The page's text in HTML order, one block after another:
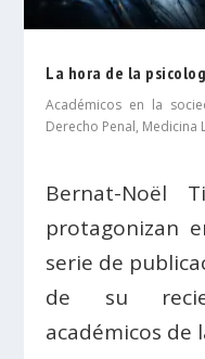
La hora de la
Académicos en la
Derecho Penal, Medicina
Bernat-Noël
protagonizan
serie de
de su
académicos de